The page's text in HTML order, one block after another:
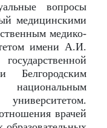
вопросы
медицинскими
медико-
имени А.И.
Белгородским
врачей